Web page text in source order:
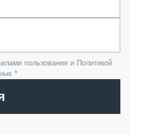
пользования и Политикой
*